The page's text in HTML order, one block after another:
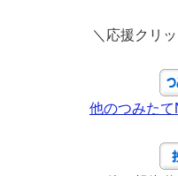
＼応援クリ
他のつみた